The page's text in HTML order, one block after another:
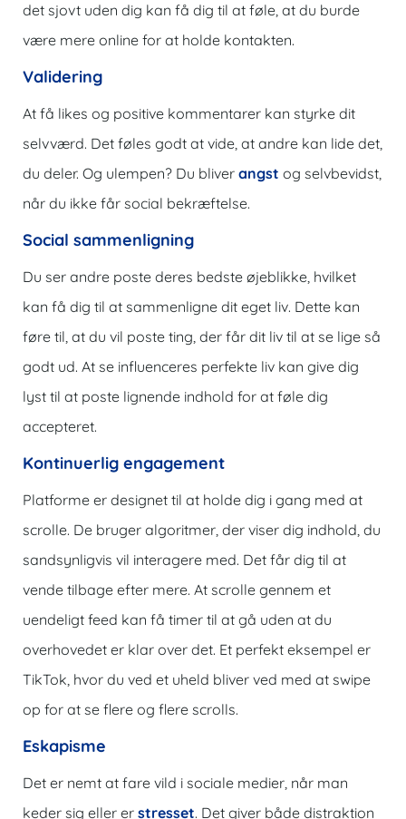
det sjovt uden dig kan få dig til at føle, at du burde
være mere online for at holde kontakten.
Validering
At få likes og positive kommentarer kan styrke dit
selvværd. Det føles godt at vide, at andre kan lide det,
du deler. Og ulempen? Du bliver angst og selvbevidst,
når du ikke får social bekræftelse.
Social sammenligning
Du ser andre poste deres bedste øjeblikke, hvilket
kan få dig til at sammenligne dit eget liv. Dette kan
føre til, at du vil poste ting, der får dit liv til at se lige så
godt ud. At se influenceres perfekte liv kan give dig
lyst til at poste lignende indhold for at føle dig
accepteret.
Kontinuerlig engagement
Platforme er designet til at holde dig i gang med at
scrolle. De bruger algoritmer, der viser dig indhold, du
sandsynligvis vil interagere med. Det får dig til at
vende tilbage efter mere. At scrolle gennem et
uendeligt feed kan få timer til at gå uden at du
overhovedet er klar over det. Et perfekt eksempel er
TikTok, hvor du ved et uheld bliver ved med at swipe
op for at se flere og flere scrolls.
Eskapisme
Det er nemt at fare vild i sociale medier, når man
keder sig eller er stresset. Det giver både distraktion